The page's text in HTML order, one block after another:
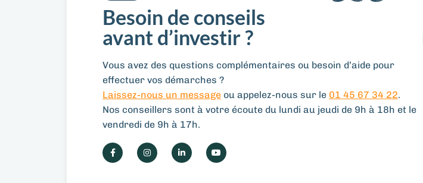
Besoin de conseils
avant d’investir ?
Vous avez des questions complémentaires ou besoin d’aide pour
effectuer vos démarches ?
Laissez-nous un message ou appelez-nous sur le 01 45 67 34 22.
Nos conseillers sont à votre écoute du lundi au jeudi de 9h à 18h et le
vendredi de 9h à 17h.